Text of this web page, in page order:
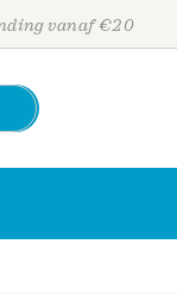
vanaf €20
Personen